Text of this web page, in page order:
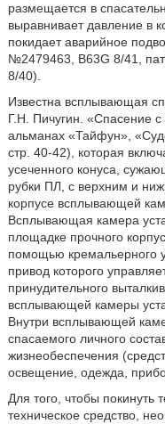
размещается в
выравнивает давление в
покидает аварийное
№2479463, B63G 8/41,
8/40).
Известна всплывающая
Г.Н. Пичугин. «Спасение
альманах «Тайфун»,
стр. 40-42), которая
усеченного конуса,
рубки ПЛ, с верхним и
корпусе всплывающей
Всплывающая камера
площадке прочного
помощью кремальерного
привод которого
принудительного
всплывающей камеры
Внутри всплывающей
спасаемого личного
жизнеобеспечения
освещение, одежда,
Для того, чтобы покинуть
техническое средство,